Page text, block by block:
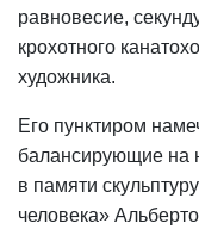
равновесие,
крохотного
художника.
Его пунктиром
балансирующие на
в памяти
человека»